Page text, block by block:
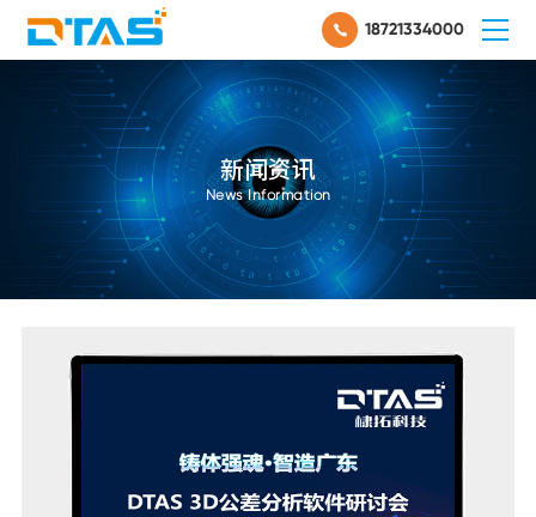
18721334000
新闻资讯
News Information